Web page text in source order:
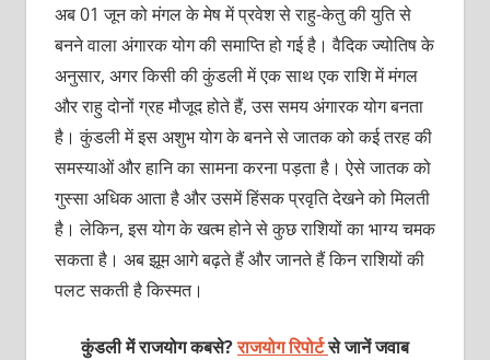
अब 01 जून को मंगल के मेष में प्रवेश से राहु-केतु की युति से
बनने वाला अंगारक योग की समाप्ति हो गई है। वैदिक ज्योतिष के
अनुसार, अगर किसी की कुंडली में एक साथ एक राशि में मंगल
और राहु दोनों ग्रह मौजूद होते हैं, उस समय अंगारक योग बनता
है। कुंडली में इस अशुभ योग के बनने से जातक को कई तरह की
समस्याओं और हानि का सामना करना पड़ता है। ऐसे जातक को
गुस्सा अधिक आता है और उसमें हिंसक प्रवृति देखने को मिलती
है। लेकिन, इस योग के खत्म होने से कुछ राशियों का भाग्य चमक
सकता है। अब झूम आगे बढ़ते हैं और जानते हैं किन राशियों की
पलट सकती है किस्मत।
कुंडली में राजयोग कबसे?राजयोग रिपोर्टसे जानें जवाब